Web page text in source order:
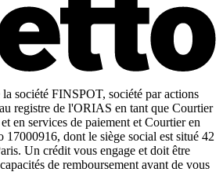
la société FINSPOT, société par actions
registre de l'ORIAS en tant que Courtier
en services de paiement et Courtier en
17000916, dont le siège social est situé 42
Un crédit vous engage et doit être
de remboursement avant de vous